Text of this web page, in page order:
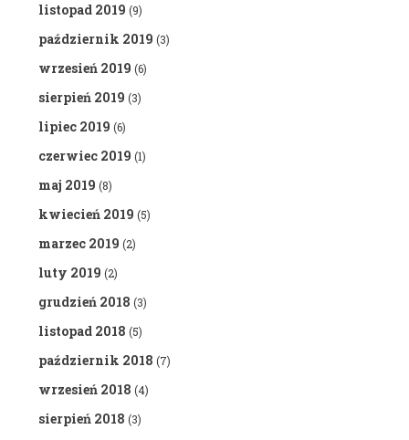
listopad 2019 (9)
październik 2019 (3)
wrzesień 2019 (6)
sierpień 2019 (3)
lipiec 2019 (6)
czerwiec 2019 (1)
maj 2019 (8)
kwiecień 2019 (5)
marzec 2019 (2)
luty 2019 (2)
grudzień 2018 (3)
listopad 2018 (5)
październik 2018 (7)
wrzesień 2018 (4)
sierpień 2018 (3)